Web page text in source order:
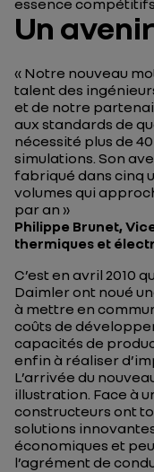
essence
Un
« Notre nouveau
talent des
et de notre
aux standards de
nécessité plus de
simulations. Son
fabriqué dans cinq
volumes qui
par an »
Philippe Brunet,
thermiques et
C’est en avril 2010
Daimler ont noué
à mettre en
coûts de
capacités de
enfin à réaliser
L’arrivée du
illustration. Face à
constructeurs ont
solutions
économiques et
l’agrément de